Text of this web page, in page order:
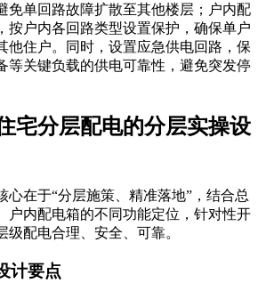
免单回路故障扩散至其他楼层；户内配
按户内各回路类型设置保护，确保单户
他住户。同时，设置应急供电回路，保
等关键负载的供电可靠性，避免突发停
宅分层配电的分层实操设
心在于“分层施策、精准落地”，结合总
户内配电箱的不同功能定位，针对性开
级配电合理、安全、可靠。
计要点